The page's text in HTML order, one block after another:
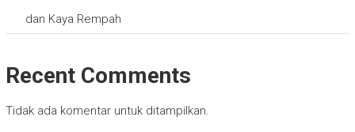
dan Kaya Rempah
Recent Comments
Tidak ada komentar untuk ditampilkan.